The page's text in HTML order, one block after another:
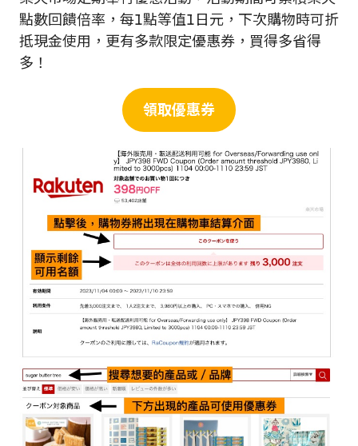
點數回饋倍率，每1點等值1日元，下次購物時可折
抵現金使用，更有多款限定優惠券，買得多省得
多！
領取優惠券